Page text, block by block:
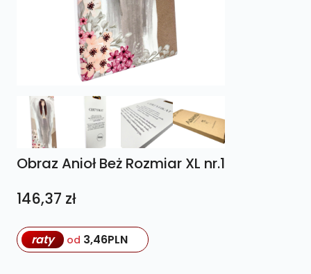
Obraz Anioł Beż Rozmiar XL nr.1
146,37 zł
raty od 3,46PLN